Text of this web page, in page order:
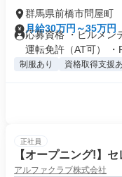
群馬県前橋市問屋町
月給30万円～35万円
応募資格 ・ビルメン
運転免許（AT可） ・
制服あり 資格取得支援
正社員
【オープニング!】
アルファクラブ株式会社